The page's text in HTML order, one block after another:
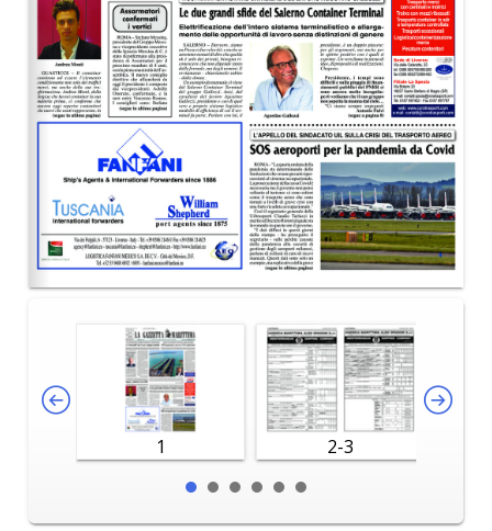
1 2-3